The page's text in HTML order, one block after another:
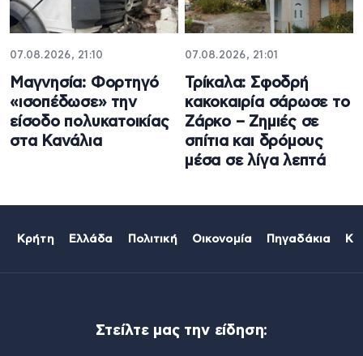
07.08.2026, 21:10
Μαγνησία: Φορτηγό
«ισοπέδωσε» την
είσοδο πολυκατοικίας
στα Κανάλια
07.08.2026, 21:01
Τρίκαλα: Σφοδρή
κακοκαιρία σάρωσε το
Ζάρκο – Ζημιές σε
σπίτια και δρόμους
μέσα σε λίγα λεπτά
Κρήτη Ελλάδα Πολιτική Οικονομία Πηγαδάκια
Στείλτε μας την είδηση: